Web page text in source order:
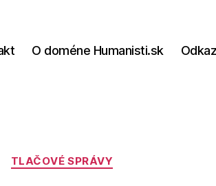
O doméne Humanisti.sk
Kategórie
TLAČOVÉ SPRÁVY